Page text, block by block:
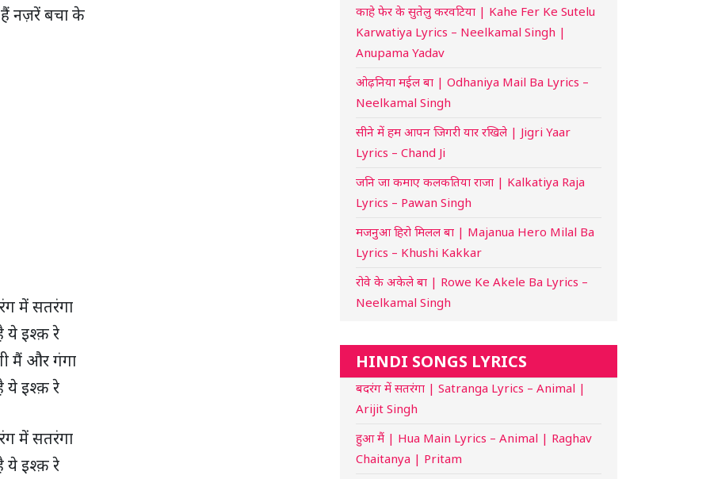
नज़रें बचा के
में सतरंगा
ये इश्क़ रे
मैं और गंगा
ये इश्क़ रे
में सतरंगा
ये इश्क़ रे
काहे फेर के सुतेलु करवटिया | Kahe Fer Ke Sutelu
Karwatiya Lyrics – Neelkamal Singh |
Anupama Yadav
ओढ़निया मईल बा | Odhaniya Mail Ba Lyrics –
Neelkamal Singh
सीने में हम आपन जिगरी यार रखिले | Jigri Yaar
Lyrics – Chand Ji
जनि जा कमाए कलकतिया राजा | Kalkatiya Raja
Lyrics – Pawan Singh
मजनुआ हिरो मिलल बा | Majanua Hero Milal Ba
Lyrics – Khushi Kakkar
रोवे के अकेले बा | Rowe Ke Akele Ba Lyrics –
Neelkamal Singh
HINDI SONGS LYRICS
बदरंग में सतरंगा | Satranga Lyrics – Animal |
Arijit Singh
हुआ मैं | Hua Main Lyrics – Animal | Raghav
Chaitanya | Pritam